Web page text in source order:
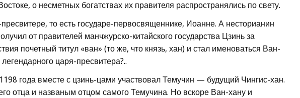
о несметных богатствах их правителя распространялись по свету.
то есть государе-первосвященнике, Иоанне. А несторианин
от правителей манчжурско-китайского государства Цзинь за
почетный титул «ван» (то же, что князь, хан) и стал именоваться Ван-
царя-пресвитера?..
года вместе с цзинь-цами участвовал Темучин — будущий Чингис-хан.
отца и названым отцом самого Темучина. Но вскоре Ван-хану и